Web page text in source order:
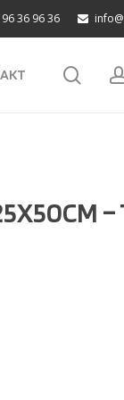
36 96 36
–